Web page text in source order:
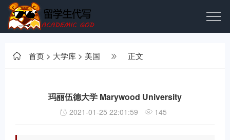
首页 > 大学库 > 美国 正文
玛丽伍德大学 Marywood University
2021-01-25 22:01:59 145